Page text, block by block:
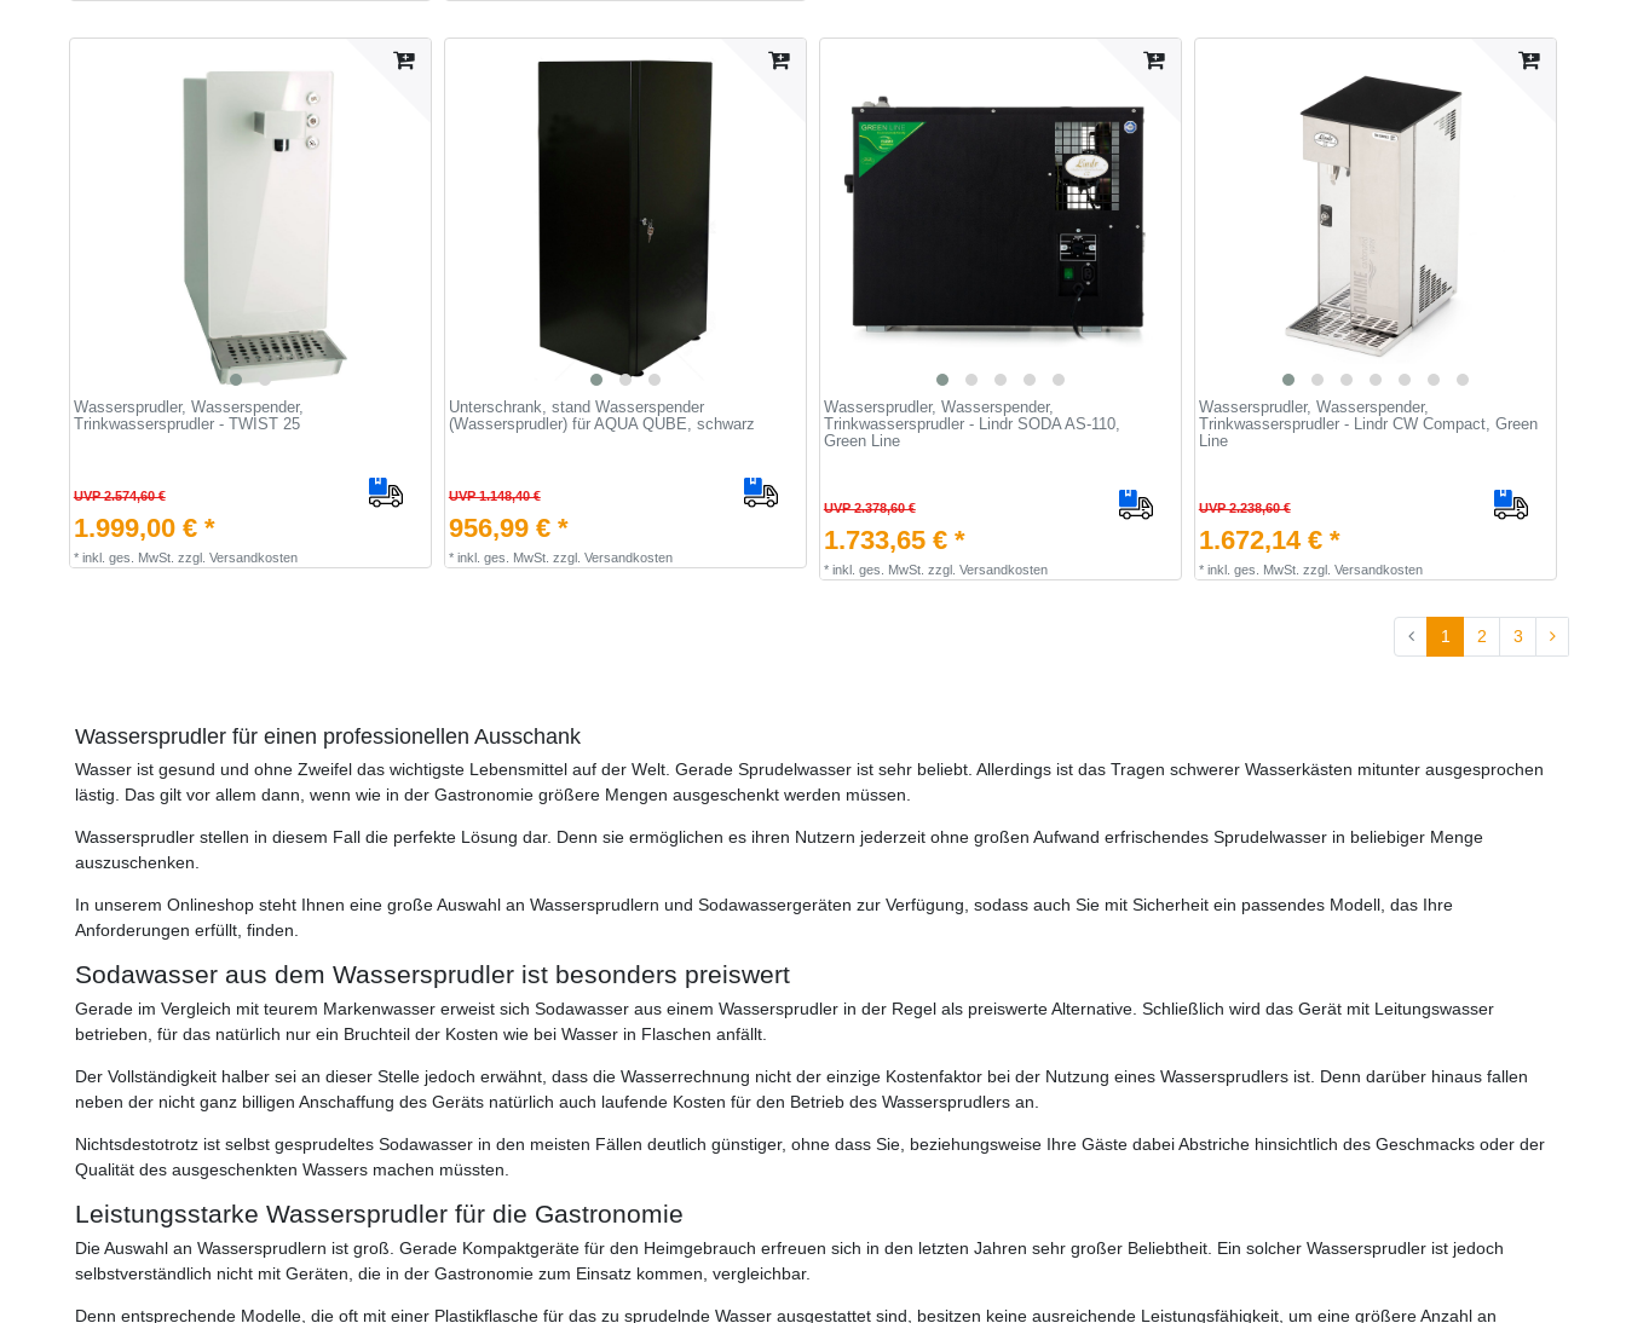
Wassersprudler, Wasserspender,
Trinkwassersprudler - TWIST 25
UVP 2.574,60 €
1.999,00 € *
* inkl. ges. MwSt. zzgl. Versandkosten
Unterschrank, stand Wasserspender
(Wassersprudler) für AQUA QUBE, schwarz
UVP 1.148,40 €
956,99 € *
* inkl. ges. MwSt. zzgl. Versandkosten
Wassersprudler, Wasserspender,
Trinkwassersprudler - Lindr SODA AS-110,
Green Line
UVP 2.378,60 €
1.733,65 € *
* inkl. ges. MwSt. zzgl. Versandkosten
Wassersprudler, Wasserspender,
Trinkwassersprudler - Lindr CW Compact, Green
Line
UVP 2.238,60 €
1.672,14 € *
* inkl. ges. MwSt. zzgl. Versandkosten
1 2 3
Wassersprudler für einen professionellen Ausschank
Wasser ist gesund und ohne Zweifel das wichtigste Lebensmittel auf der Welt. Gerade Sprudelwasser ist sehr beliebt. Allerdings ist das Tragen schwerer Wasserkästen mitunter ausgesprochen
lästig. Das gilt vor allem dann, wenn wie in der Gastronomie größere Mengen ausgeschenkt werden müssen.
Wassersprudler stellen in diesem Fall die perfekte Lösung dar. Denn sie ermöglichen es ihren Nutzern jederzeit ohne großen Aufwand erfrischendes Sprudelwasser in beliebiger Menge
auszuschenken.
In unserem Onlineshop steht Ihnen eine große Auswahl an Wassersprudlern und Sodawassergeräten zur Verfügung, sodass auch Sie mit Sicherheit ein passendes Modell, das Ihre
Anforderungen erfüllt, finden.
Sodawasser aus dem Wassersprudler ist besonders preiswert
Gerade im Vergleich mit teurem Markenwasser erweist sich Sodawasser aus einem Wassersprudler in der Regel als preiswerte Alternative. Schließlich wird das Gerät mit Leitungswasser
betrieben, für das natürlich nur ein Bruchteil der Kosten wie bei Wasser in Flaschen anfällt.
Der Vollständigkeit halber sei an dieser Stelle jedoch erwähnt, dass die Wasserrechnung nicht der einzige Kostenfaktor bei der Nutzung eines Wassersprudlers ist. Denn darüber hinaus fallen
neben der nicht ganz billigen Anschaffung des Geräts natürlich auch laufende Kosten für den Betrieb des Wassersprudlers an.
Nichtsdestotrotz ist selbst gesprudeltes Sodawasser in den meisten Fällen deutlich günstiger, ohne dass Sie, beziehungsweise Ihre Gäste dabei Abstriche hinsichtlich des Geschmacks oder der
Qualität des ausgeschenkten Wassers machen müssten.
Leistungsstarke Wassersprudler für die Gastronomie
Die Auswahl an Wassersprudlern ist groß. Gerade Kompaktgeräte für den Heimgebrauch erfreuen sich in den letzten Jahren sehr großer Beliebtheit. Ein solcher Wassersprudler ist jedoch
selbstverständlich nicht mit Geräten, die in der Gastronomie zum Einsatz kommen, vergleichbar.
Denn entsprechende Modelle, die oft mit einer Plastikflasche für das zu sprudelnde Wasser ausgestattet sind, besitzen keine ausreichende Leistungsfähigkeit, um eine größere Anzahl an